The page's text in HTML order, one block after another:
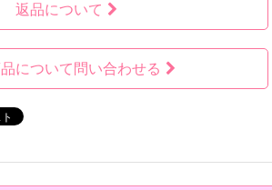
返品について
について問い合わせる